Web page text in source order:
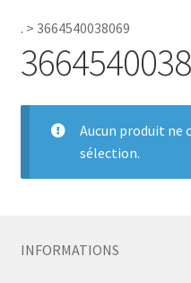
Accessoires Salle de bain
Pro.
. > 3664540038069
Aucun produit ne
sélection.
INFORMATIONS